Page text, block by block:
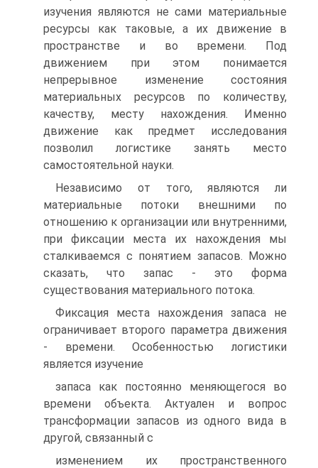
изучения являются не сами материальные
ресурсы как таковые, а их движение в
пространстве и во времени. Под
движением при этом понимается
непрерывное изменение состояния
материальных ресурсов по количеству,
качеству, месту нахождения. Именно
движение как предмет исследования
позволил логистике занять место
самостоятельной науки.
Независимо от того, являются ли
материальные потоки внешними по
отношению к организации или внутренними,
при фиксации места их нахождения мы
сталкиваемся с понятием запасов. Можно
сказать, что запас - это форма
существования материального потока.
Фиксация места нахождения запаса не
ограничивает второго параметра движения
- времени. Особенностью логистики
является изучение
запаса как постоянно меняющегося во
времени объекта. Актуален и вопрос
трансформации запасов из одного вида в
другой, связанный с
изменением их пространственного